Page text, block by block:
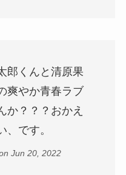
郎くんと清原果
爽やか青春ラブ
か？？？おかえ
、です。
Jun 20, 2022